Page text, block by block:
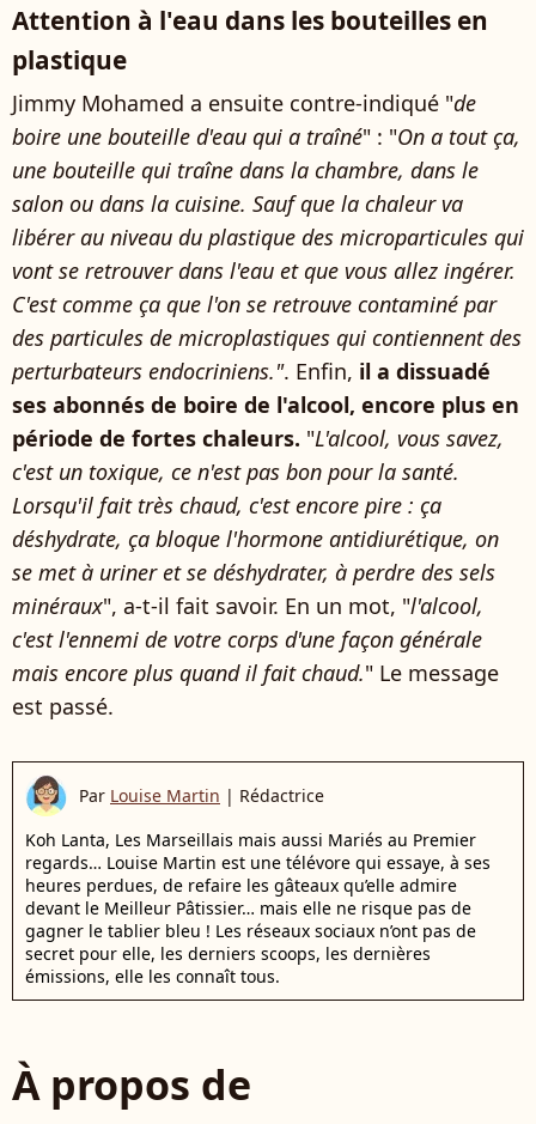
Attention à l'eau dans les bouteilles en
plastique
Jimmy Mohamed a ensuite contre-indiqué "de
boire une bouteille d'eau qui a traîné" : "On a tout ça,
une bouteille qui traîne dans la chambre, dans le
salon ou dans la cuisine. Sauf que la chaleur va
libérer au niveau du plastique des microparticules qui
vont se retrouver dans l'eau et que vous allez ingérer.
C'est comme ça que l'on se retrouve contaminé par
des particules de microplastiques qui contiennent des
perturbateurs endocriniens.". Enfin, il a dissuadé
ses abonnés de boire de l'alcool, encore plus en
période de fortes chaleurs. "L'alcool, vous savez,
c'est un toxique, ce n'est pas bon pour la santé.
Lorsqu'il fait très chaud, c'est encore pire : ça
déshydrate, ça bloque l'hormone antidiurétique, on
se met à uriner et se déshydrater, à perdre des sels
minéraux", a-t-il fait savoir. En un mot, "l'alcool,
c'est l'ennemi de votre corps d'une façon générale
mais encore plus quand il fait chaud." Le message
est passé.
Par Louise Martin | Rédactrice
Koh Lanta, Les Marseillais mais aussi Mariés au Premier
regards… Louise Martin est une télévore qui essaye, à ses
heures perdues, de refaire les gâteaux qu’elle admire
devant le Meilleur Pâtissier… mais elle ne risque pas de
gagner le tablier bleu ! Les réseaux sociaux n’ont pas de
secret pour elle, les derniers scoops, les dernières
émissions, elle les connaît tous.
À propos de